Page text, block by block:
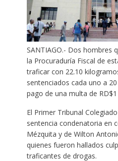
SANTIAGO.- Dos hombres
la Procuraduría Fiscal de
traficar con 22.10
sentenciados cada uno a
pago de una multa de
El Primer Tribunal
sentencia condenatoria en
Mézquita y de Wilton
quienes fueron hallados
traficantes de drogas.